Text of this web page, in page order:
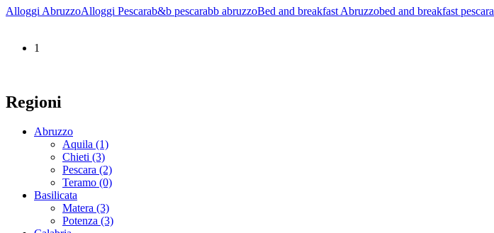
Alloggi AbruzzoAlloggi Pescarab&b pescarabb abruzzoBed and breakfast Abruzzobed and breakfast pescara
1
Regioni
Abruzzo
Aquila (1)
Chieti (3)
Pescara (2)
Teramo (0)
Basilicata
Matera (3)
Potenza (3)